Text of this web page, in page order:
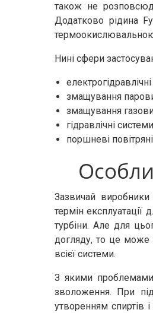
також не
Додатково рідина
Нині сфери
змащування
змащування
гідравлічні
поршневі
Зазвичай
термін
турбіни. Але для
догляду, то це може
всієї системи.
З якими проблемами
зволоження. При
утворенням спиртів